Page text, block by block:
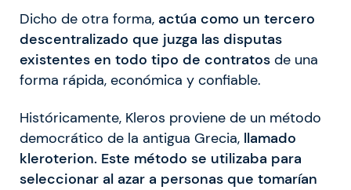
Dicho de otra forma, actúa como un tercero
descentralizado que juzga las disputas
existentes en todo tipo de contratos de una
forma rápida, económica y confiable.
Históricamente, Kleros proviene de un método
democrático de la antigua Grecia, llamado
kleroterion. Este método se utilizaba para
seleccionar al azar a personas que tomarían